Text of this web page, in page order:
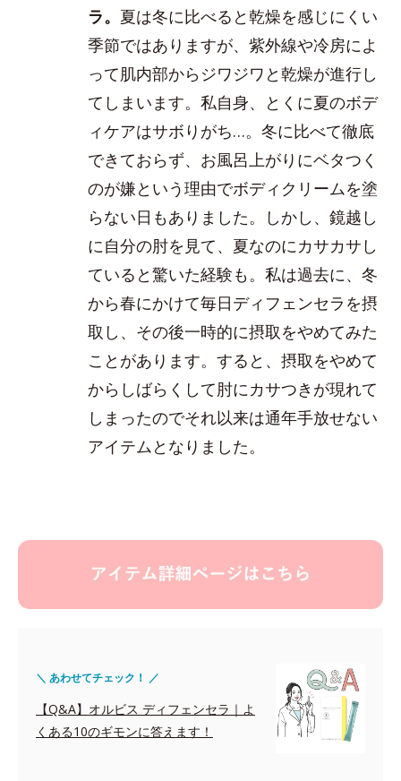
ラ。 夏は冬に比べると乾燥を感じにくい
季節ではありますが、紫外線や冷房によ
って肌内部からジワジワと乾燥が進行し
てしまいます。私自身、とくに夏のボデ
ィケアはサボりがち…。冬に比べて徹底
できておらず、お風呂上がりにベタつく
のが嫌という理由でボディクリームを塗
らない日もありました。しかし、鏡越し
に自分の肘を見て、夏なのにカサカサし
ていると驚いた経験も。私は過去に、冬
から春にかけて毎日ディフェンセラを摂
取し、その後一時的に摂取をやめてみた
ことがあります。すると、摂取をやめて
からしばらくして肘にカサつきが現れて
しまったのでそれ以来は通年手放せない
アイテムとなりました。
＼ あわせてチェック！ ／
【Q&A】オルビス ディフェンセラ｜よ
くある10のギモンに答えます！